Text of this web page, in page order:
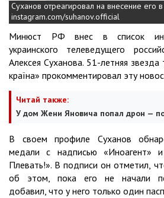
Суханов отреагировал на внесение его
instagram.com/suhanov.official
Минюст РФ внес в список
украинского телеведущего
Алексея Суханова. 51-летняя звезда
країна» прокомментировал эту
Читай также:
У дом Жени Яновича попал дрон —
В своем профиле Суханов
медали с надписью «Иноагент»
Плевать!». В подписи он отметил,
об этом, пока его не начали
добавил, что у него только один